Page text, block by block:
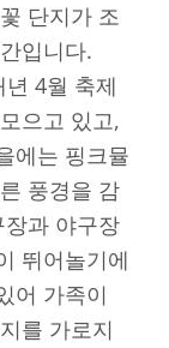
단지가 조
입니다.
4월 축제
으고 있고,
에는 핑크뮬
풍경을 감
과 야구장
뛰어놀기에
어 가족이
를 가로지